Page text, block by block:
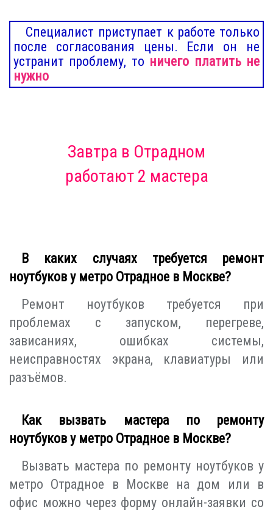
Специалист приступает к работе только
после согласования цены. Если он не
устранит проблему, то ничего платить не
нужно
Завтра в Отрадном
работают 2 мастера
В каких случаях требуется ремонт
ноутбуков у метро Отрадное в Москве?
Ремонт ноутбуков требуется при
проблемах с запуском, перегреве,
зависаниях, ошибках системы,
неисправностях экрана, клавиатуры или
разъёмов.
Как вызвать мастера по ремонту
ноутбуков у метро Отрадное в Москве?
Вызвать мастера по ремонту ноутбуков у
метро Отрадное в Москве на дом или в
офис можно через форму онлайн-заявки со